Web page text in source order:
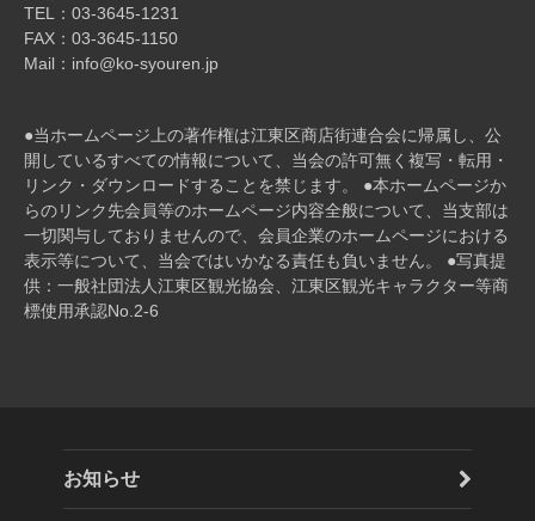
TEL：03-3645-1231
FAX：03-3645-1150
Mail：info@ko-syouren.jp
●当ホームページ上の著作権は江東区商店街連合会に帰属し、公
開しているすべての情報について、当会の許可無く複写・転⽤・
リンク・ダウンロードすることを禁じます。 ●本ホームページか
らのリンク先会員等のホームページ内容全般について、当⽀部は
⼀切関与しておりませんので、会員企業のホームページにおける
表⽰等について、当会ではいかなる責任も負いません。 ●写真提
供：一般社団法人江東区観光協会、江東区観光キャラクター等商
標使用承認No.2-6
お知らせ